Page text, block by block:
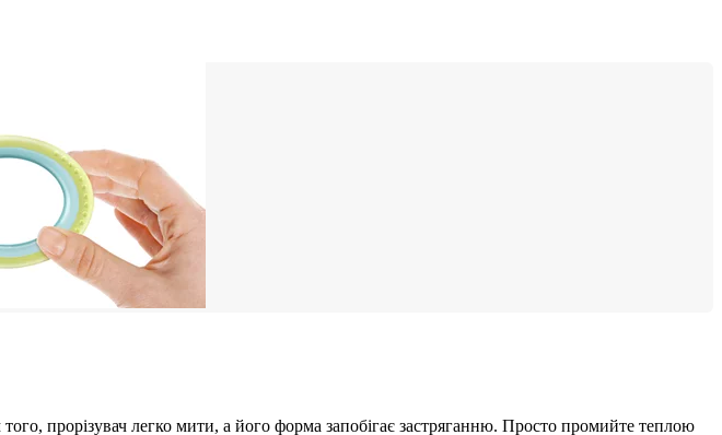
прорізувач легко мити, а його форма запобігає застряганню. Просто промийте теплою